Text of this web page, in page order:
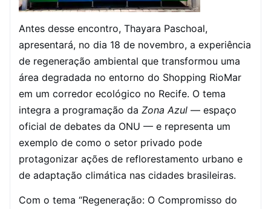
Antes desse encontro, Thayara Paschoal,
apresentará, no dia 18 de novembro, a experiência
de regeneração ambiental que transformou uma
área degradada no entorno do Shopping RioMar
em um corredor ecológico no Recife. O tema
integra a programação da Zona Azul — espaço
oficial de debates da ONU — e representa um
exemplo de como o setor privado pode
protagonizar ações de reflorestamento urbano e
de adaptação climática nas cidades brasileiras.
Com o tema “Regeneração: O Compromisso do